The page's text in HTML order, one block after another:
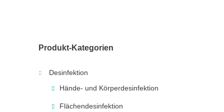
Produkt-Kategorien
Desinfektion
Hände- und Körperdesinfektion
Flächendesinfektion